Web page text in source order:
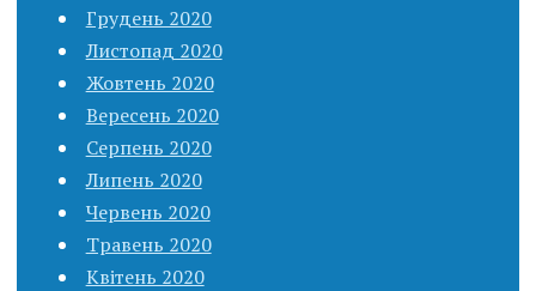
Грудень 2020
Листопад 2020
Жовтень 2020
Вересень 2020
Серпень 2020
Липень 2020
Червень 2020
Травень 2020
Квітень 2020